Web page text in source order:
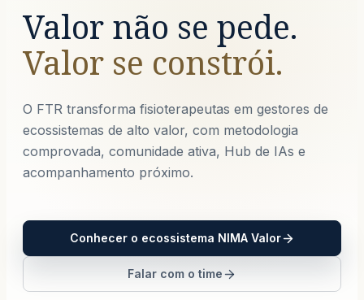
Valor não se pede.
Valor se constrói.
O FTR transforma fisioterapeutas em gestores de
ecossistemas de alto valor, com metodologia
comprovada, comunidade ativa, Hub de IAs e
acompanhamento próximo.
Conhecer o ecossistema NIMA Valor
Falar com o time